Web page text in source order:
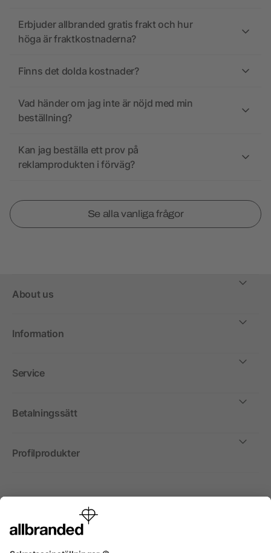
Erbjuder allbranded gratis frakt och hur
höga är fraktkostnaderna?
Finns det dolda kostnader?
Vad händer om jag inte är nöjd med min
beställning?
Kan jag beställa ett prov på
reklamprodukten i förväg?
Se alla vanliga frågor
About us
Information
Service
Betalningssätt
Profilprodukter
Internationellt